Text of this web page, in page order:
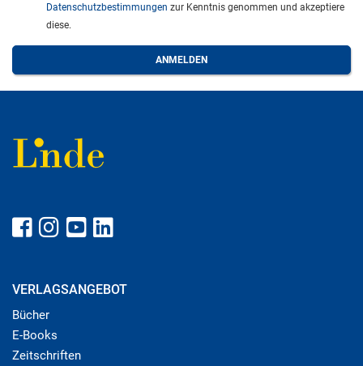
Datenschutzbestimmungen zur Kenntnis genommen und akzeptiere
diese.
VERLAGSANGEBOT
Bücher
E-Books
Zeitschriften